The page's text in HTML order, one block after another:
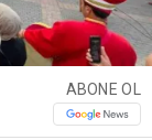
ABONE OL